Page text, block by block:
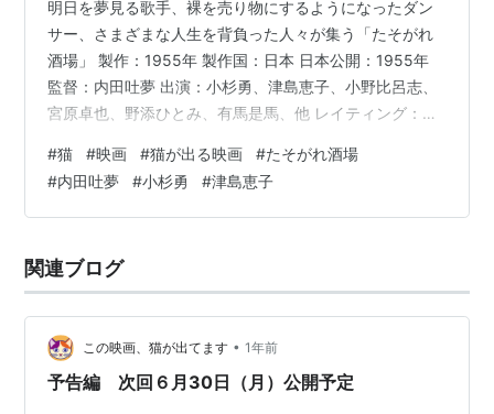
明日を夢見る歌手、裸を売り物にするようになったダン
サー、さまざまな人生を背負った人々が集う「たそがれ
酒場」 製作：1955年 製作国：日本 日本公開：1955年
監督：内田吐夢 出演：小杉勇、津島恵子、小野比呂志、
宮原卓也、野添ひとみ、有馬是馬、他 レイティング：一
の猫 ◆◆ 役：☆（ほんのチョイ役） 客が酒場に抱いて
来る猫 名前：不明 色柄：黒 ◆酒場群像記 東京の大衆酒
場を舞台に、そこに集まる人々の様々な人生が交差する
名は出てきません。場所はすべてこの酒場の店内。誰か
を主人公としてストー…
#猫 #映画 #猫が出る映画 #たそがれ酒場
#内田吐夢 #小杉勇 #津島恵子
関連ブログ
この映画、猫が出てます • 1年前
予告編 次回６月30日（月）公開予定